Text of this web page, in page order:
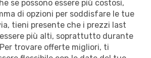
se possono essere più costosi,
di opzioni per soddisfare le tue
tieni presente che i prezzi last
più alti, soprattutto durante
trovare offerte migliori, ti